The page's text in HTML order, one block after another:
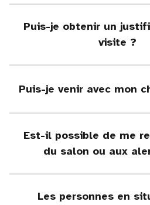
Puis-je obtenir un
visite ?
Puis-je venir avec mon
Est-il possible de me
du salon ou aux
Les personnes en